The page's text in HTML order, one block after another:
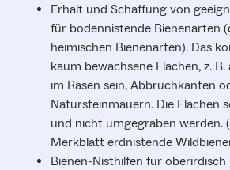
Erhalt und Schaffung von
für bodennistende Bienenarten
heimischen Bienenarten). Das
kaum bewachsene Flächen, z.
im Rasen sein, Abbruchkanten
Natursteinmauern. Die Flächen
und nicht umgegraben werden.
Merkblatt erdnistende
Bienen-Nisthilfen für oberirdisch